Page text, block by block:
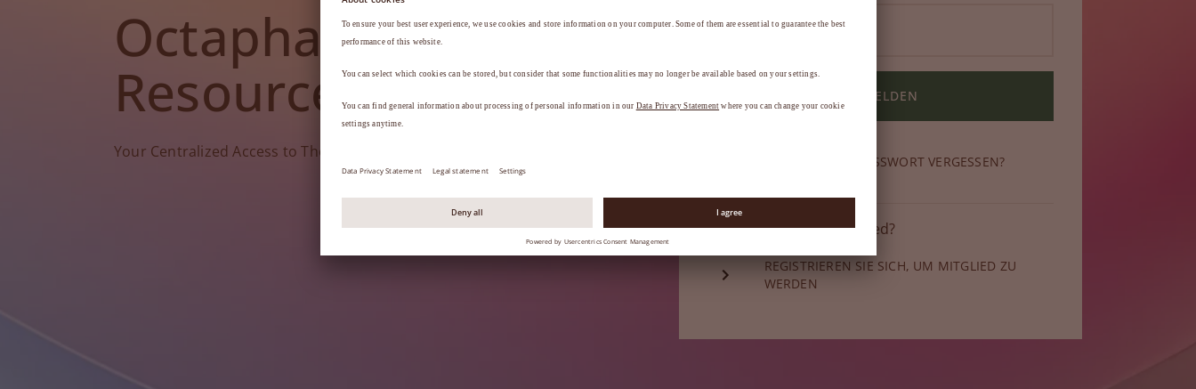
Octapharma
Resources
Your Centralized Access to Therapy Tools.
ANMELDEN
HABEN SIE IHR PASSWORT VERGESSEN?
Sie sind noch kein Mitglied?
REGISTRIEREN SIE SICH, UM MITGLIED ZU
WERDEN